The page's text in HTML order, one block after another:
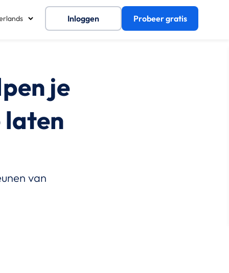
Inloggen Probeer gratis
je
laten
van